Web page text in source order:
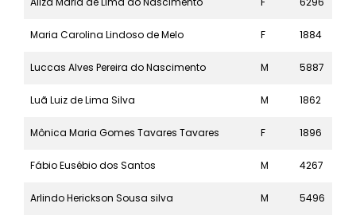
Maria Carolina Lindoso de Melo F 1884
Luccas Alves Pereira do Nascimento M 5887
Luã Luiz de Lima Silva M 1862
Mônica Maria Gomes Tavares Tavares F 1896
Fábio Eusébio dos Santos M 4267
Arlindo Herickson Sousa silva M 5496